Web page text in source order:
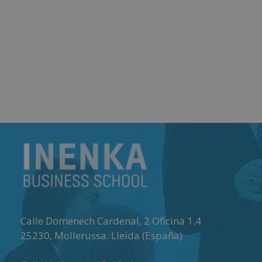
Calle Domenech Cardenal, 2 Oficina 1.4
25230, Mollerussa. Lleida (España)